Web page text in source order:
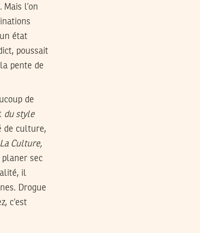
l’on
état
poussait
pente de
de
du style
de culture,
La Culture,
sec
il
Drogue
c’est